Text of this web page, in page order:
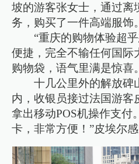
坡的游客张女士，通过离
务，购买了一件高端服饰。
“重庆的购物体验超
便捷，完全不输任何国际
购物袋，语气里满是惊喜。
十几公里外的解放碑
内，收银员接过法国游客
拿出移动POS机操作支付
卡，非常方便！”皮埃尔感